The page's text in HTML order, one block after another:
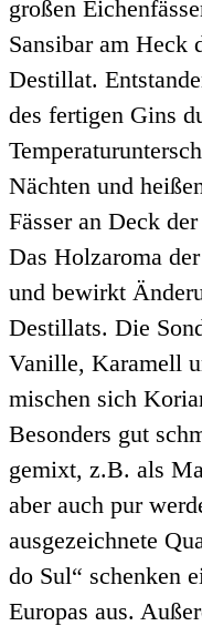
großen
Sansibar am Heck
Destillat.
des fertigen Gins
Nächten und
Fässer an Deck
Das Holzaroma
und bewirkt
Destillats. Die
Vanille, Karamell
mischen sich
Besonders gut
gemixt, z.B. als
aber auch pur
ausgezeichnete
do Sul“ schenken
Europas aus.